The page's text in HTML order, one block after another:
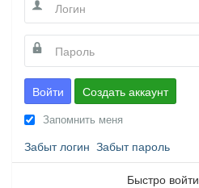
Войти Создать аккаунт
Запомнить меня
Забыт логин Забыт пароль
Быстро